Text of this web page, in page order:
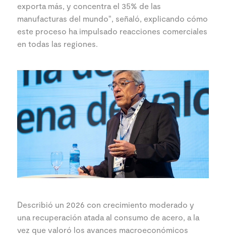
exporta más, y concentra el 35% de las
manufacturas del mundo", señaló, explicando cómo
este proceso ha impulsado reacciones comerciales
en todas las regiones.
Describió un 2026 con crecimiento moderado y
una recuperación atada al consumo de acero, a la
vez que valoró los avances macroeconómicos